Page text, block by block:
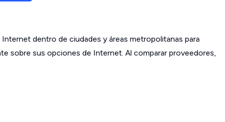
dentro de ciudades y áreas metropolitanas para
sobre sus opciones de Internet. Al comparar proveedores,